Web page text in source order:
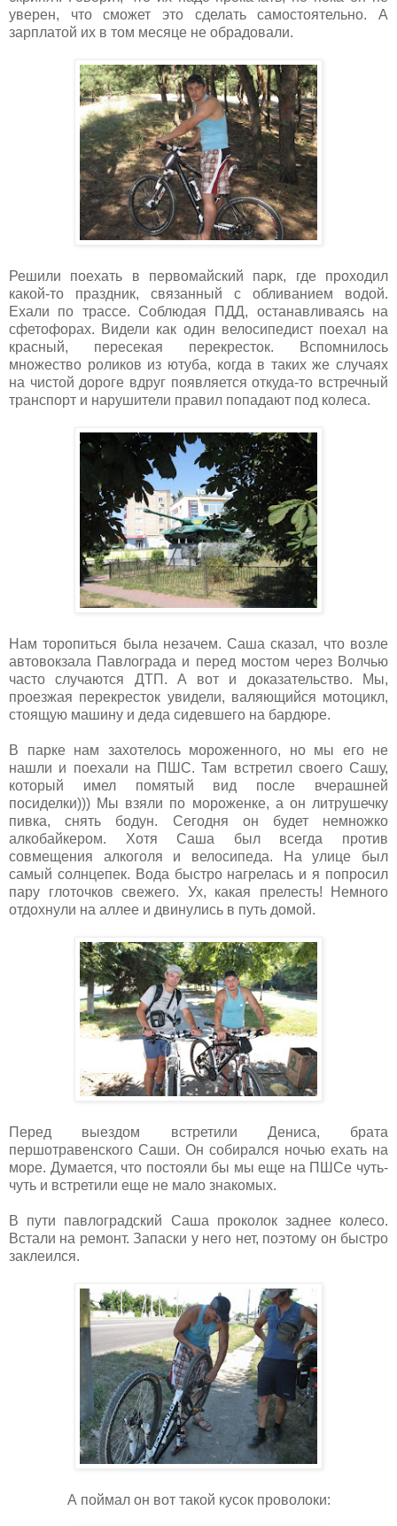
уверен, что сможет это сделать самостоятельно. А
зарплатой их в том месяце не обрадовали.
Решили поехать в первомайский парк, где проходил
какой-то праздник, связанный с обливанием водой.
Ехали по трассе. Соблюдая ПДД, останавливаясь на
сфетофорах. Видели как один велосипедист поехал на
красный, пересекая перекресток. Вспомнилось
множество роликов из ютуба, когда в таких же случаях
на чистой дороге вдруг появляется откуда-то встречный
транспорт и нарушители правил попадают под колеса.
Нам торопиться была незачем. Саша сказал, что возле
автовокзала Павлограда и перед мостом через Волчью
часто случаются ДТП. А вот и доказательство. Мы,
проезжая перекресток увидели, валяющийся мотоцикл,
стоящую машину и деда сидевшего на бардюре.
В парке нам захотелось мороженного, но мы его не
нашли и поехали на ПШС. Там встретил своего Сашу,
который имел помятый вид после вчерашней
посиделки))) Мы взяли по мороженке, а он литрушечку
пивка, снять бодун. Сегодня он будет немножко
алкобайкером. Хотя Саша был всегда против
совмещения алкоголя и велосипеда. На улице был
самый солнцепек. Вода быстро нагрелась и я попросил
пару глоточков свежего. Ух, какая прелесть! Немного
отдохнули на аллее и двинулись в путь домой.
Перед выездом встретили Дениса, брата
першотравенского Саши. Он собирался ночью ехать на
море. Думается, что постояли бы мы еще на ПШСе чуть-
чуть и встретили еще не мало знакомых.
В пути павлоградский Саша проколок заднее колесо.
Встали на ремонт. Запаски у него нет, поэтому он быстро
заклеился.
А поймал он вот такой кусок проволоки: